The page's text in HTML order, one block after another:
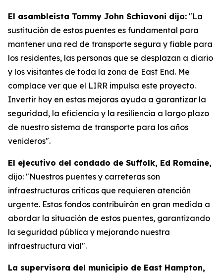
El asambleísta Tommy John Schiavoni dijo: "La
sustitución de estos puentes es fundamental para
mantener una red de transporte segura y fiable para
los residentes, las personas que se desplazan a diario
y los visitantes de toda la zona de East End. Me
complace ver que el LIRR impulsa este proyecto.
Invertir hoy en estas mejoras ayuda a garantizar la
seguridad, la eficiencia y la resiliencia a largo plazo
de nuestro sistema de transporte para los años
venideros".
El ejecutivo del condado de Suffolk, Ed Romaine,
dijo: "Nuestros puentes y carreteras son
infraestructuras críticas que requieren atención
urgente. Estos fondos contribuirán en gran medida a
abordar la situación de estos puentes, garantizando
la seguridad pública y mejorando nuestra
infraestructura vial".
La supervisora del municipio de East Hampton,